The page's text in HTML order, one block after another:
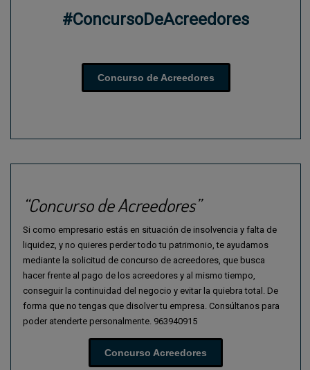
#ConcursoDeAcreedores
Concurso de Acreedores
“Concurso de Acreedores”
Si como empresario estás en situación de insolvencia y falta de
liquidez, y no quieres perder todo tu patrimonio, te ayudamos
mediante la solicitud de concurso de acreedores, que busca
hacer frente al pago de los acreedores y al mismo tiempo,
conseguir la continuidad del negocio y evitar la quiebra total. De
forma que no tengas que disolver tu empresa. Consúltanos para
poder atenderte personalmente. 963940915
Concurso Acreedores